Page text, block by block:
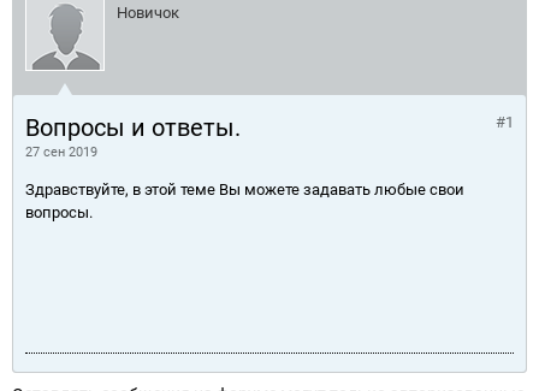
Новичок
Вопросы и ответы.
27 сен 2019
#1
Здравствуйте, в этой теме Вы можете задавать любые свои
вопросы.